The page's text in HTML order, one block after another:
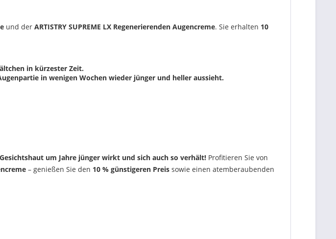
und der ARTISTRY SUPREME LX Regenerierenden Augencreme. Sie erhalten 10
in kürzester Zeit.
in wenigen Wochen wieder jünger und heller aussieht.
Gesichtshaut um Jahre jünger wirkt und sich auch so verhält! Profitieren Sie von
– genießen Sie den 10 % günstigeren Preis sowie einen atemberaubenden